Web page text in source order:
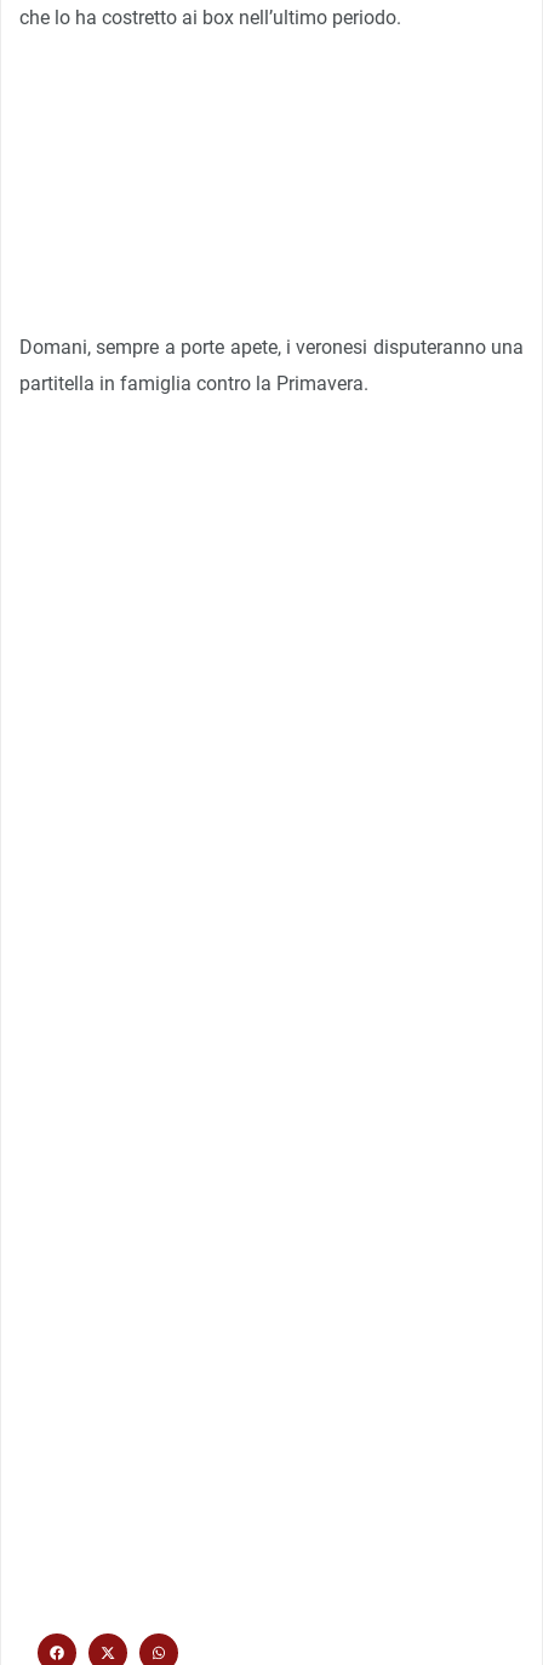
che lo ha costretto ai box nell’ultimo periodo.
Domani, sempre a porte apete, i veronesi disputeranno una
partitella in famiglia contro la Primavera.